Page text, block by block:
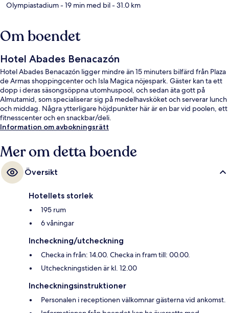
Olympiastadium- 19 min med bil- 31.0 km
Om boendet
Hotel Abades Benacazón
Hotel Abades Benacazón ligger mindre än 15 minuters bilfärd från Plaza
de Armas shoppingcenter och Isla Magica nöjespark. Gäster kan ta ett
dopp i deras säsongsöppna utomhuspool, och sedan äta gott på
Almutamid, som specialiserar sig på medelhavsköket och serverar lunch
och middag. Några ytterligare höjdpunkter här är en bar vid poolen, ett
fitnesscenter och en snackbar/deli.
Information om avbokningsrätt
Mer om detta boende
Översikt
Hotellets storlek
195 rum
6 våningar
Incheckning/utcheckning
Checka in från: 14.00. Checka in fram till: 00.00.
Utcheckningstiden är kl. 12.00
Incheckningsinstruktioner
Personalen i receptionen välkomnar gästerna vid ankomst.